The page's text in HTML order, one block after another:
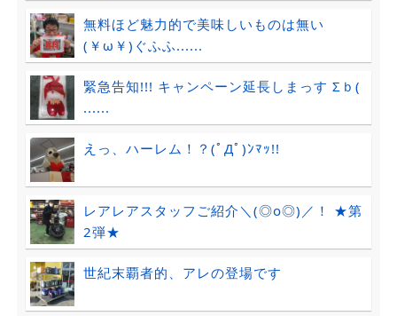
無料ほど魅力的で美味しいものは無い
(￥ω￥)ぐふふ......
緊急告知!!! キャンペーン延長しまっす Σｂ(
......
えっ、ハーレム！？(ﾟДﾟ)ﾝﾏｯ!!
レアレアスタッフご紹介＼(◎o◎)／！ ★第
2弾★
世紀末覇者的、アレの登場です